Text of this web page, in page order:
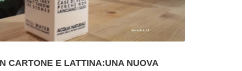
CARTONE E LATTINA:UNA NUOVA